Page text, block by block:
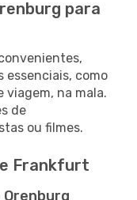
para
essenciais, como
na mala.
de
ou filmes.
Frankfurt